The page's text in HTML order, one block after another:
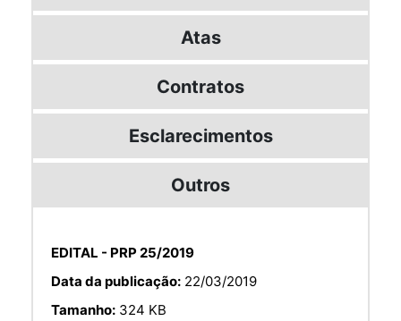
Atas
Contratos
Esclarecimentos
Outros
EDITAL - PRP 25/2019
Data da publicação: 22/03/2019
Tamanho: 324 KB